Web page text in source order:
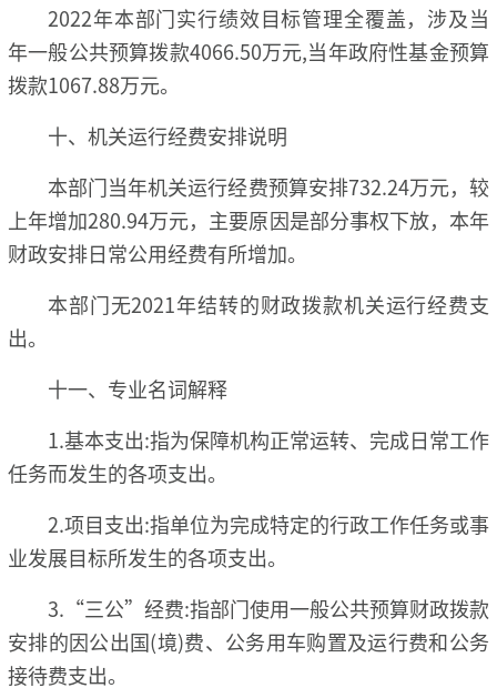
2022年本部门实行绩效目标管理全覆盖，涉及当
年一般公共预算拨款4066.50万元,当年政府性基金预算
拨款1067.88万元。
十、机关运行经费安排说明
本部门当年机关运行经费预算安排732.24万元，较
上年增加280.94万元，主要原因是部分事权下放，本年
财政安排日常公用经费有所增加。
本部门无2021年结转的财政拨款机关运行经费支
出。
十一、专业名词解释
1.基本支出:指为保障机构正常运转、完成日常工作
任务而发生的各项支出。
2.项目支出:指单位为完成特定的行政工作任务或事
业发展目标所发生的各项支出。
3.“三公”经费:指部门使用一般公共预算财政拨款
安排的因公出国(境)费、公务用车购置及运行费和公务
接待费支出。